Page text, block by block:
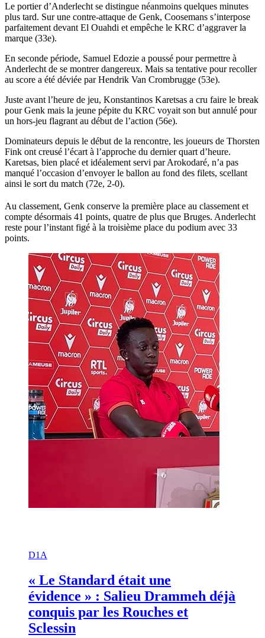
Le portier d’Anderlecht se distingue néanmoins quelques minutes
plus tard. Sur une contre-attaque de Genk, Coosemans s’interpose
parfaitement devant El Ouahdi et empêche le KRC d’aggraver la
marque (33e).
En seconde période, Samuel Edozie a poussé pour permettre à
Anderlecht de se montrer dangereux. Mais sa tentative pour recoller
au score a été déviée par Hendrik Van Crombrugge (53e).
Juste avant l’heure de jeu, Konstantinos Karetsas a cru faire le break
pour Genk mais la jeune pépite du KRC voyait son but annulé pour
un hors-jeu flagrant au début de l’action (56e).
Dominateurs depuis le début de la rencontre, les joueurs de Thorsten
Fink ont creusé l’écart à l’approche du dernier quart d’heure.
Karetsas, bien placé et idéalement servi par Arokodaré, n’a pas
manqué l’occasion d’envoyer le ballon au fond des filets, scellant
ainsi le sort du match (72e, 2-0).
Au classement, Genk conserve la première place au classement et
compte désormais 41 points, quatre de plus que Bruges. Anderlecht
reste pour l’instant figé à la troisième place du podium avec 33
points.
D1A
« Le Standard était une
évidence » : Salieu Drammeh déjà
conquis par les Rouches et
Sclessin